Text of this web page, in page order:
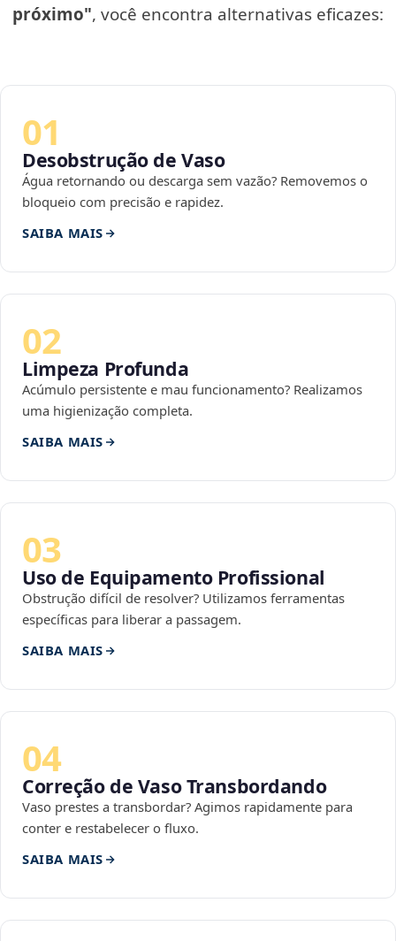
próximo", você encontra alternativas eficazes:
01
Desobstrução de Vaso
Água retornando ou descarga sem vazão? Removemos o
bloqueio com precisão e rapidez.
SAIBA MAIS
02
Limpeza Profunda
Acúmulo persistente e mau funcionamento? Realizamos
uma higienização completa.
SAIBA MAIS
03
Uso de Equipamento Profissional
Obstrução difícil de resolver? Utilizamos ferramentas
específicas para liberar a passagem.
SAIBA MAIS
04
Correção de Vaso Transbordando
Vaso prestes a transbordar? Agimos rapidamente para
conter e restabelecer o fluxo.
SAIBA MAIS